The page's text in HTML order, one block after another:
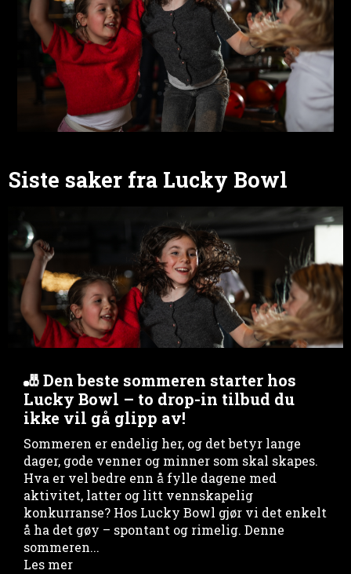
Siste saker fra Lucky Bowl
🎳 Den beste sommeren starter hos
Lucky Bowl – to drop-in tilbud du
ikke vil gå glipp av!
Sommeren er endelig her, og det betyr lange
dager, gode venner og minner som skal skapes.
Hva er vel bedre enn å fylle dagene med
aktivitet, latter og litt vennskapelig
konkurranse? Hos Lucky Bowl gjør vi det enkelt
å ha det gøy – spontant og rimelig. Denne
sommeren...
Les mer